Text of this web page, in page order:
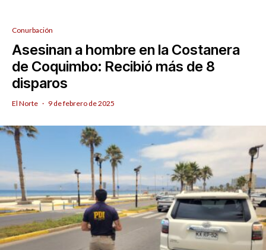
Conurbación
Asesinan a hombre en la Costanera
de Coquimbo: Recibió más de 8
disparos
El Norte · 9 de febrero de 2025